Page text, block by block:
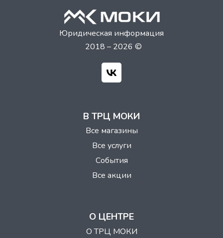
Юридическая информация
2018 – 2026 ©
В ТРЦ МОКИ
Все магазины
Все услуги
События
Все акции
О ЦЕНТРЕ
О ТРЦ МОКИ